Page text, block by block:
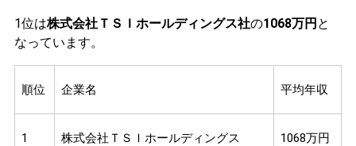
1位は株式会社ＴＳＩホールディングス社の1068万円 と
なっています。
順位 企業名 平均年収
1 株式会社ＴＳＩホールディングス 1068万円